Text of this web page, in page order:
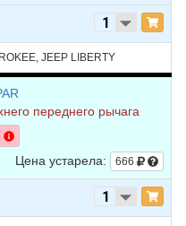
JEEP LIBERTY
переднего рычага
Цена устарела: 666